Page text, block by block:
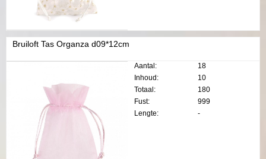
Bruiloft Tas Organza d09*12cm
Aantal:
18
Inhoud:
10
Totaal:
180
Fust:
999
Lengte:
-